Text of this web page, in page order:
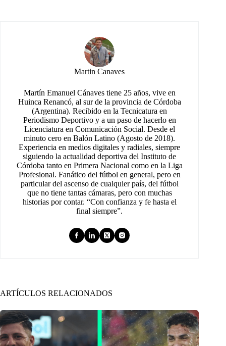
Martin Canaves
Martín Emanuel Cánaves tiene 25 años, vive en
Huinca Renancó, al sur de la provincia de Córdoba
(Argentina). Recibido en la Tecnicatura en
Periodismo Deportivo y a un paso de hacerlo en
Licenciatura en Comunicación Social. Desde el
minuto cero en Balón Latino (Agosto de 2018).
Experiencia en medios digitales y radiales, siempre
siguiendo la actualidad deportiva del Instituto de
Córdoba tanto en Primera Nacional como en la Liga
Profesional. Fanático del fútbol en general, pero en
particular del ascenso de cualquier país, del fútbol
que no tiene tantas cámaras, pero con muchas
historias por contar. “Con confianza y fe hasta el
final siempre”.
ARTÍCULOS RELACIONADOS